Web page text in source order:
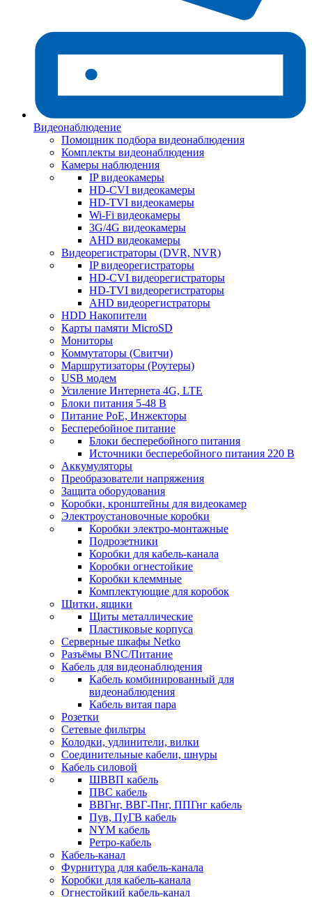
Видеонаблюдение
Помощник подбора видеонаблюдения
Комплекты видеонаблюдения
Камеры наблюдения
IP видеокамеры
HD-CVI видеокамеры
HD-TVI видеокамеры
Wi-Fi видеокамеры
3G/4G видеокамеры
AHD видеокамеры
Видеорегистраторы (DVR, NVR)
IP видеорегистраторы
HD-CVI видеорегистраторы
HD-TVI видеорегистраторы
AHD видеорегистраторы
HDD Накопители
Карты памяти MicroSD
Мониторы
Коммутаторы (Свитчи)
Маршрутизаторы (Роутеры)
USB модем
Усиление Интернета 4G, LTE
Блоки питания 5-48 В
Питание PoE, Инжекторы
Бесперебойное питание
Блоки бесперебойного питания
Источники бесперебойного питания 220 В
Аккумуляторы
Преобразователи напряжения
Защита оборудования
Коробки, кронштейны для видеокамер
Электроустановочные коробки
Коробки электро-монтажные
Подрозетники
Коробки для кабель-канала
Коробки огнестойкие
Коробки клеммные
Комплектующие для коробок
Щитки, ящики
Щиты металлические
Пластиковые корпуса
Серверные шкафы Netko
Разъёмы BNC/Питание
Кабель для видеонаблюдения
Кабель комбинированный для
видеонаблюдения
Кабель витая пара
Розетки
Сетевые фильтры
Колодки, удлинители, вилки
Соединительные кабели, шнуры
Кабель силовой
ШВВП кабель
ПВС кабель
ВВГнг, ВВГ-Пнг, ППГнг кабель
Пув, ПуГВ кабель
NYM кабель
Ретро-кабель
Кабель-канал
Фурнитура для кабель-канала
Коробки для кабель-канала
Огнестойкий кабель-канал